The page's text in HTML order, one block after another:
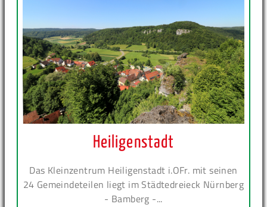
Heiligenstadt
Das Kleinzentrum Heiligenstadt i.OFr. mit seinen
24 Gemeindeteilen liegt im Städtedreieck Nürnberg
- Bamberg -...